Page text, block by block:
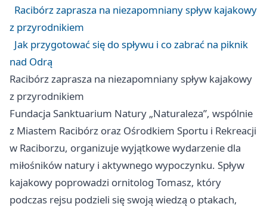
Racibórz zaprasza na niezapomniany spływ kajakowy
z przyrodnikiem
Jak przygotować się do spływu i co zabrać na piknik
nad Odrą
Racibórz zaprasza na niezapomniany spływ kajakowy
z przyrodnikiem
Fundacja Sanktuarium Natury „Naturaleza”, wspólnie
z Miastem Racibórz oraz Ośrodkiem Sportu i Rekreacji
w Raciborzu, organizuje wyjątkowe wydarzenie dla
miłośników natury i aktywnego wypoczynku. Spływ
kajakowy poprowadzi ornitolog Tomasz, który
podczas rejsu podzieli się swoją wiedzą o ptakach,